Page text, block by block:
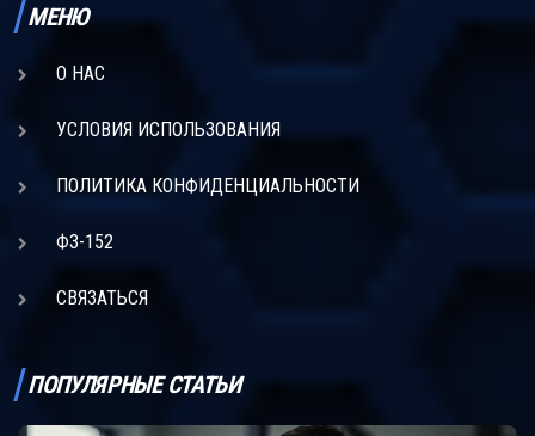
МЕНЮ
О НАС
УСЛОВИЯ ИСПОЛЬЗОВАНИЯ
ПОЛИТИКА КОНФИДЕНЦИАЛЬНОСТИ
ФЗ-152
СВЯЗАТЬСЯ
ПОПУЛЯРНЫЕ СТАТЬИ